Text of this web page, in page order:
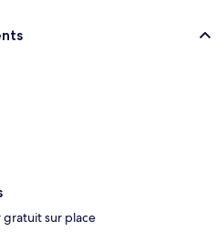
gratuit sur place